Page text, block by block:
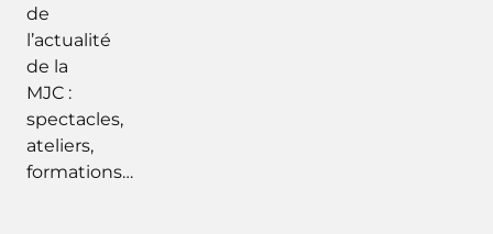
de
l’actualité
de la
MJC :
spectacles,
ateliers,
formations…